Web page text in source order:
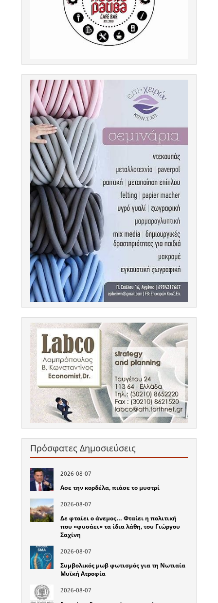
Πρόσφατες Δημοσιεύσεις
2026-08-07
Ασε την κορδέλα, πιάσε το μυστρί
2026-08-07
Δε φταίει ο άνεμος… Φταίει η πολιτική
που «φυσάει» τα ίδια λάθη, του Γιώργου
Σαχίνη
2026-08-07
Συμβολικός μωβ φωτισμός για τη Νωτιαία
Μυϊκή Ατροφία
2026-08-07